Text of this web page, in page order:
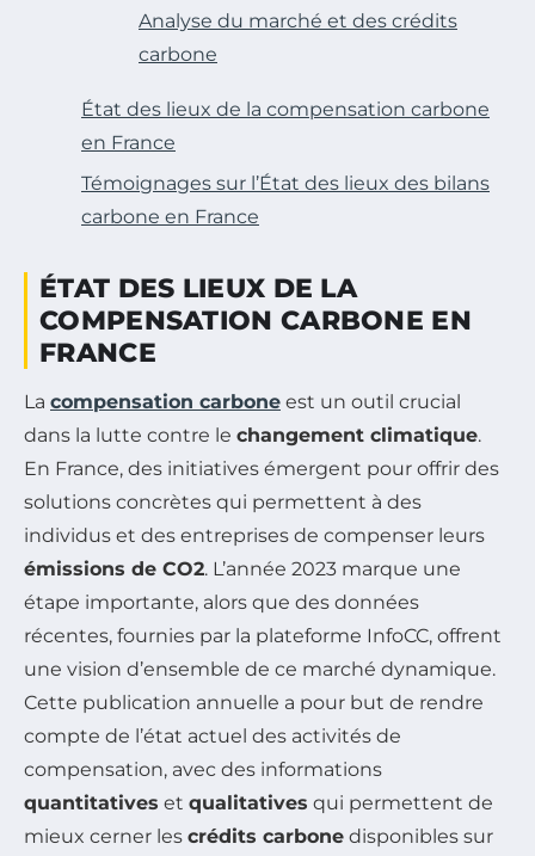
Analyse du marché et des crédits
carbone
État des lieux de la compensation carbone
en France
Témoignages sur l’État des lieux des bilans
carbone en France
ÉTAT DES LIEUX DE LA
COMPENSATION CARBONE EN
FRANCE
La compensation carbone est un outil crucial
dans la lutte contre le changement climatique.
En France, des initiatives émergent pour offrir des
solutions concrètes qui permettent à des
individus et des entreprises de compenser leurs
émissions de CO2. L’année 2023 marque une
étape importante, alors que des données
récentes, fournies par la plateforme InfoCC, offrent
une vision d’ensemble de ce marché dynamique.
Cette publication annuelle a pour but de rendre
compte de l’état actuel des activités de
compensation, avec des informations
quantitatives et qualitatives qui permettent de
mieux cerner les crédits carbone disponibles sur